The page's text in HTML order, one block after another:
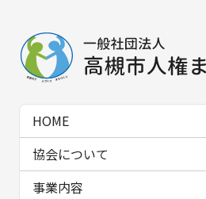
HOME
協会について
事業内容